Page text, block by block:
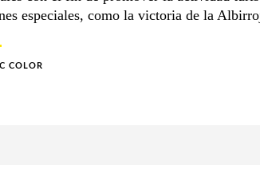
especiales, como la victoria de la
COLOR